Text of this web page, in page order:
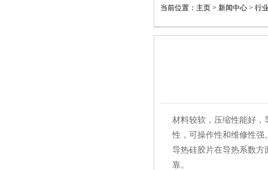
当前位置： 主页> 新闻中心> 行
材料较软，压缩性能好，
性，可操作性和维修性强
导热硅胶片在导热系数方
靠。